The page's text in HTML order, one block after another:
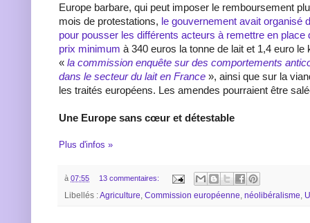
Europe barbare, qui peut imposer le remboursement
mois de protestations, le gouvernement avait organisé
pour pousser les différents acteurs à remettre en place
prix minimum à 340 euros la tonne de lait et 1,4 euro le
« la commission enquête sur des comportements
dans le secteur du lait en France », ainsi que sur la
les traités européens. Les amendes pourraient être
Une Europe sans cœur et détestable
Plus d'infos »
à 07:55 13 commentaires:
Libellés :Agriculture, Commission européenne, néolibéralisme,